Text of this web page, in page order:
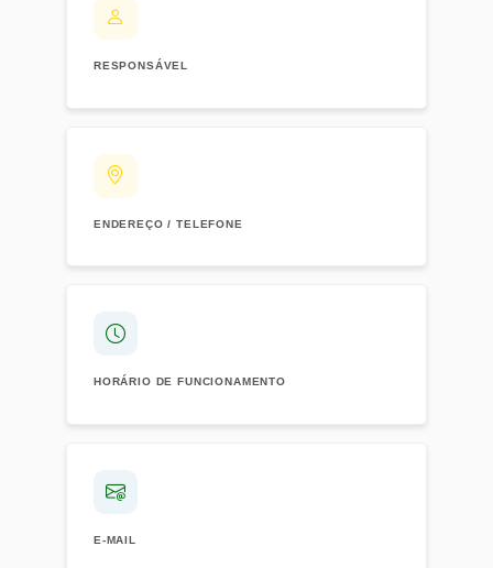
RESPONSÁVEL
ENDEREÇO / TELEFONE
HORÁRIO DE FUNCIONAMENTO
E-MAIL